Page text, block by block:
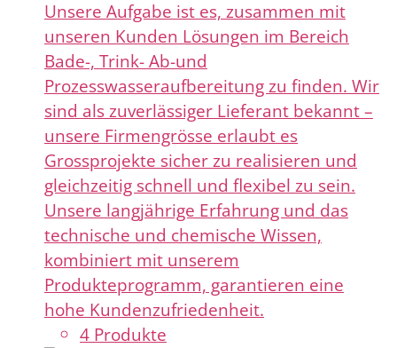
Unsere Aufgabe ist es, zusammen mit
unseren Kunden Lösungen im Bereich
Bade-, Trink- Ab-und
Prozesswasseraufbereitung zu finden. Wir
sind als zuverlässiger Lieferant bekannt –
unsere Firmengrösse erlaubt es
Grossprojekte sicher zu realisieren und
gleichzeitig schnell und flexibel zu sein.
Unsere langjährige Erfahrung und das
technische und chemische Wissen,
kombiniert mit unserem
Produkteprogramm, garantieren eine
hohe Kundenzufriedenheit.
4 Produkte